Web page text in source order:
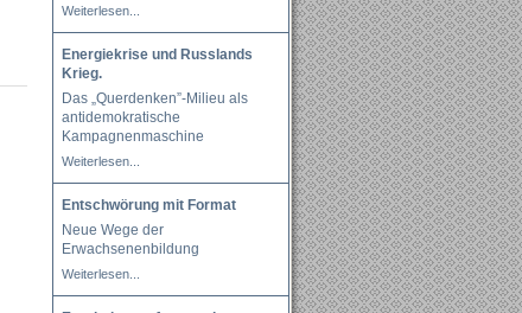
Weiterlesen...
Energiekrise und Russlands
Krieg.
Das „Querdenken”-Milieu als
antidemokratische
Kampagnenmaschine
Weiterlesen...
Entschwörung mit Format
Neue Wege der
Erwachsenenbildung
Weiterlesen...